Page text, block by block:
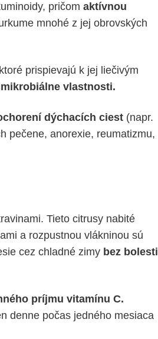
pričom aktívnou
mnohé z jej obrovských
prispievajú k jej liečivým
vlastnosti.
dýchacích ciest (napr.
pečene, anorexie, reumatizmu,
Tieto citrusy nabité
a rozpustnou vlákninou sú
cez chladné zimy bez bolesti
príjmu vitamínu C.
denne počas jedného mesiaca